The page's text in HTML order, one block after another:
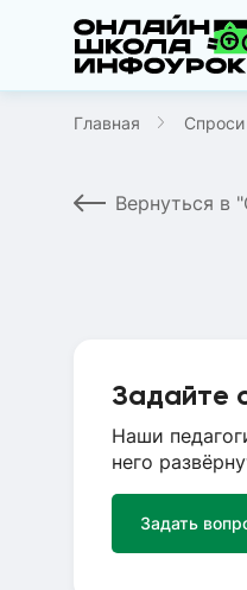
Главная Спроси
Вернуться в
Задайте
Наши
него
Задать